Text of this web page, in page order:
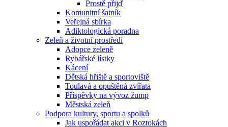
Prostě přijď
Komunitní šatník
Veřejná sbírka
Adiktologická poradna
Zeleň a životní prostředí
Adopce zeleně
Rybářské lístky
Kácení
Dětská hřiště a sportoviště
Toulavá a opuštěná zvířata
Příspěvky na vývoz žump
Městská zeleň
Podpora kultury, sportu a spolků
Jak uspořádat akci v Roztokách